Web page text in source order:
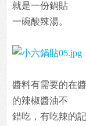
就是一份鍋貼
一碗酸辣湯。
醬料有需要的在
的辣椒醬油不
錯吃，有吃辣的記